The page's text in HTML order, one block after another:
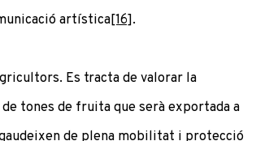
artística[16].
Es tracta de valorar la
tones de fruita que serà exportada a
de plena mobilitat i protecció